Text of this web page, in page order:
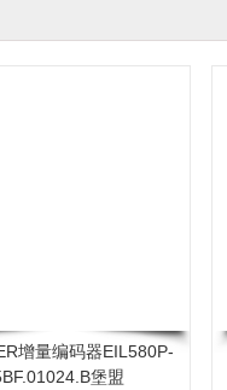
增量编码器EIL580P-
堡盟